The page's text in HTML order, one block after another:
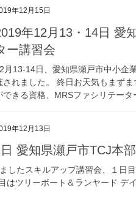
年12月15日
年12月13・14日 愛
ー講習会
月13-14日、愛知県瀬戸市中小企
されました。 終日お天気もまず
できる資格、MRSファシリテー
年12月13日
愛知県瀬戸市TCJ本
したスキルアップ講習会、１日
はツリーボート＆ランヤード デ